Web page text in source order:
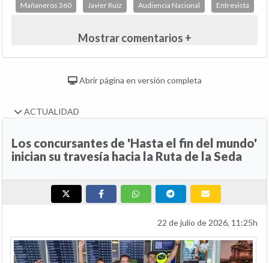
Mañaneros 360 Javier Ruiz Audiencia Nacional Entrevista
Mostrar comentarios +
Abrir página en versión completa
ACTUALIDAD
Los concursantes de 'Hasta el fin del mundo'
inician su travesía hacia la Ruta de la Seda
22 de julio de 2026, 11:25h